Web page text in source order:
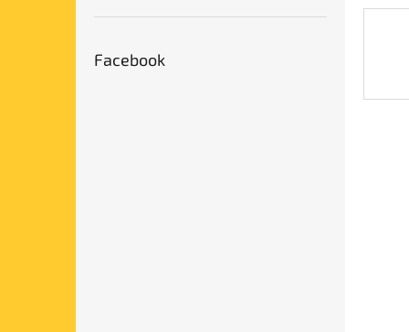
Facebook